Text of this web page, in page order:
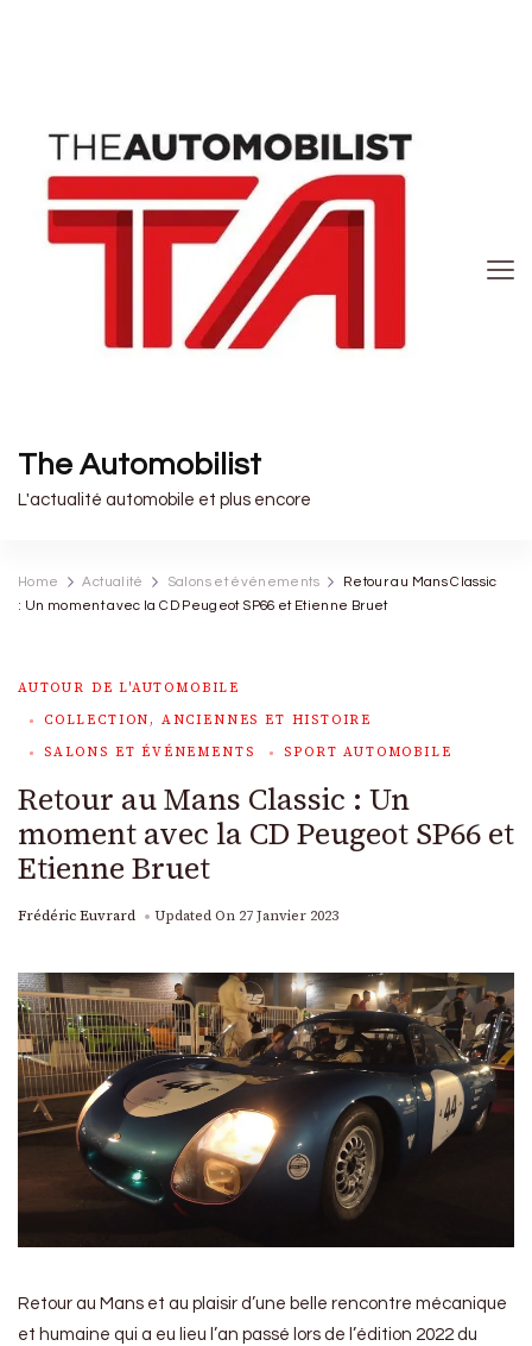
The Automobilist
L'actualité automobile et plus encore
Home Actualité Salons et événements
Retour au Mans Classic
: Un moment avec la CD Peugeot SP66 et Etienne Bruet
AUTOUR DE L'AUTOMOBILE
COLLECTION, ANCIENNES ET HISTOIRE
SALONS ET ÉVÉNEMENTS
SPORT AUTOMOBILE
Retour au Mans Classic : Un
moment avec la CD Peugeot SP66 et
Etienne Bruet
Frédéric Euvrard Updated On 27 Janvier 2023
Retour au Mans et au plaisir d’une belle rencontre mécanique
et humaine qui a eu lieu l’an passé lors de l’édition 2022 du